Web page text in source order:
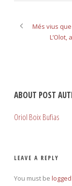
Més vius que
L’Olot,
ABOUT POST
Oriol Boix Bufias
LEAVE A REPLY
You must be